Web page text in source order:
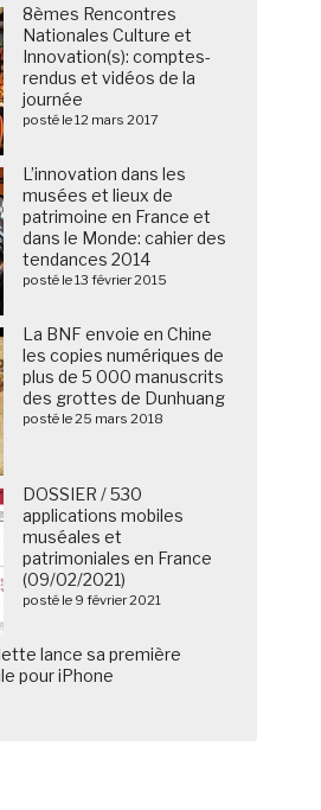
8èmes Rencontres
Nationales Culture et
Innovation(s): comptes-
rendus et vidéos de la
journée
posté le 12 mars 2017
L’innovation dans les
musées et lieux de
patrimoine en France et
dans le Monde: cahier des
tendances 2014
posté le 13 février 2015
La BNF envoie en Chine
les copies numériques de
plus de 5 000 manuscrits
des grottes de Dunhuang
posté le 25 mars 2018
DOSSIER / 530
applications mobiles
muséales et
patrimoniales en France
(09/02/2021)
posté le 9 février 2021
lance sa première
pour iPhone